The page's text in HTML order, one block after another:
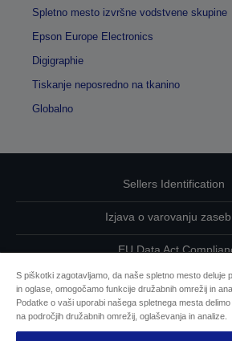
Spletno mesto izvršne vodstvene skupine
Epson Europe Electronics
Digigraphie
Tiskanje neposredno na tkanino
Globalno
Sellers Identification
Izjava o varovanju
EU Data Act
Kontaktirajte nas glede
Informacije o piškotkih
S piškotki zagotavljamo, da naše spletno mesto deluje
in oglase, omogočamo funkcije družabnih omrežij in
Podatke o vaši uporabi našega spletnega mesta
na področjih družabnih omrežij, oglaševanja in analize.